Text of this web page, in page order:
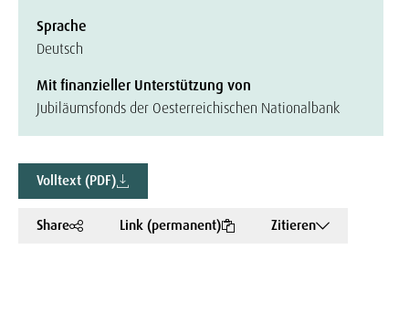
Sprache
Deutsch
Mit finanzieller Unterstützung von
Jubiläumsfonds der Oesterreichischen Nationalbank
Volltext (PDF)
Share Link (permanent) Zitieren